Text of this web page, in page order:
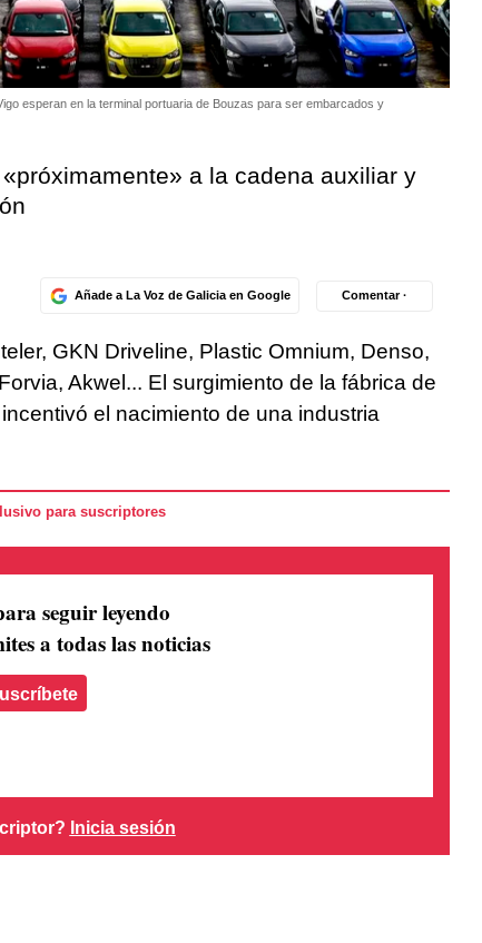
esperan en la terminal portuaria de Bouzas para ser embarcados y
a la cadena auxiliar y
Añade a La Voz de Galicia en Google Comentar ·
GKN Driveline, Plastic Omnium, Denso,
Akwel... El surgimiento de la fábrica de
el nacimiento de una industria
para suscriptores
seguir leyendo
a todas las noticias
Inicia sesión